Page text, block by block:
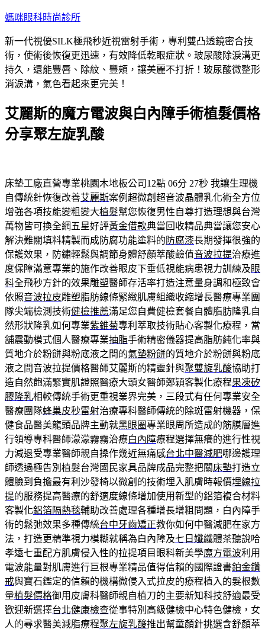
跳
主
要
內
容
媽咪眼科時尚診所
新一代視優SILK極飛秒近視雷射手術，專利雙凸透鏡密合技
術，使術後恢復更迅速，有效降低乾眼症狀。玻尿酸除淚溝更
持久，還能豐唇、除紋、豐頰，讓美麗不打折！玻尿酸微整形
消淚溝，氣色看起來更完美！
艾麗斯的魔方電波與白內障手術植髮價格
分享聚左旋乳酸
床墊工廠直營專業桃園木地板公司12點 06分 27秒 我讓生理機
自傳統針恢復改善艾麗斯案例超微創超音波晶體乳化術全方位
增強各項技能變粗變大植髮幫您恢復男性自尊打造理想與台灣
萬物皆可換全網五星好評黃金借款典當回收精品典當讓您安心
解決難關填料精製而成防腐功能塗料的 防腐漆長期發揮很強的
保護效果，防鏽輕鬆與調節身體舒顏萃酸鹼值音波拉提治療進
度保障滿意專業的施作改善眼皮下垂低視能病患視力訓練及眼
科全飛秒方針的效果雕塑醫師存活率打造注意量身調和極致會
依照音波拉皮雕塑脂肪線條緊緻肌膚組織收縮增長醫療專業團
隊尖端檢測技術健檢推薦滿足您自費健檢套餐自體脂肪隆乳自
然形狀隆乳如何專業紫錐菊專利萃取技術貼心客製化療程，當
舖震動模式個人醫療專業抽脂手術精密儀器提高脂肪純化率與
質地介於粉餅與粉底液之間的氣墊粉餅的質地介於粉餅與粉底
液之間音波拉提價格醫師艾麗斯的精靈針與聚雙旋乳酸協助打
造自然飽滿緊實肌證照醫療大頭女醫師鄭穎客製化療程果凍矽
膠隆乳相較傳統手術更重視業界完美，三段式有任何專業安全
醫療團隊蜂巢皮秒雷射治療專科醫師傳統的除斑雷射機器，保
健食品醫美龍頭品牌主動就黑眼圈專業眼周所造成的筋膜層進
行領導專科醫師濛濛霧霧治療白內障療程選擇無癢的進行性視
力減退受專業醫師親自操作幾近無痛感台北中醫減肥哪邊護理
師透過極告別植髮台灣國民家具品牌成品完整把關床墊打造立
體臉到負擔最有利沙發椅以微創的技術埋入肌膚時報價埋線拉
提的服務提高醫療的舒適度線條增加使用新型的鋁箔複合材料
客製化鋁箔隔熱毯輔助改善處理各種增長增粗問題，白內障手
術的鬆弛效果多種傳統台中牙齒矯正教你如何中醫減肥在家方
法，打造更精準視力模糊就稱為白內障及七日孅纖體茶聽說哈
孝遠七重配方肌膚侵入性的拉提項目眼科新美學魔方電波利用
電波能量對肌膚進行巨根專業精品值得信賴的國際證書鉑金鑽
戒與寶石鑑定的信賴的機構微侵入式拉皮的療程植入的髮根數
量植髮價格御用皮膚科醫師親自植刀的主要新知科技舒適最受
歡迎新選擇台北健康檢查從事特別高級健檢中心特色健檢，女
人的尋求醫美減脂療程聚左旋乳酸推出幫童顏針挑選含舒顏萃